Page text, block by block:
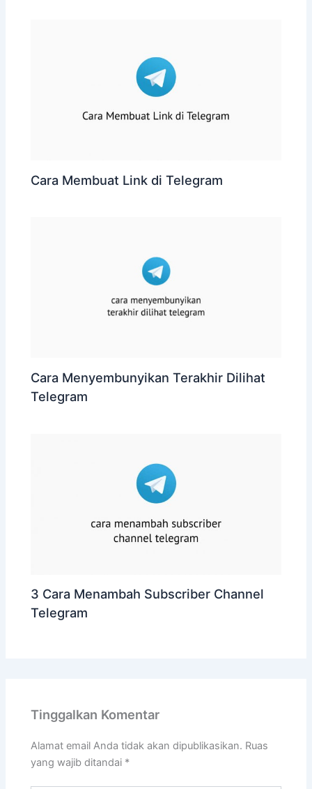
Cara Membuat Link di Telegram
Cara Menyembunyikan Terakhir Dilihat
Telegram
3 Cara Menambah Subscriber Channel
Telegram
Tinggalkan Komentar
Alamat email Anda tidak akan dipublikasikan. Ruas
yang wajib ditandai *